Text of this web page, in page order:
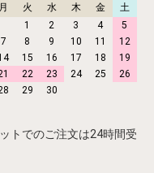
月 火 水 木 金
土
1
2 3 4
5
7 8 9 10 11
12
15 16 17 18
19
22 23 24 25
26
29 30
トでのご注文は24時間受